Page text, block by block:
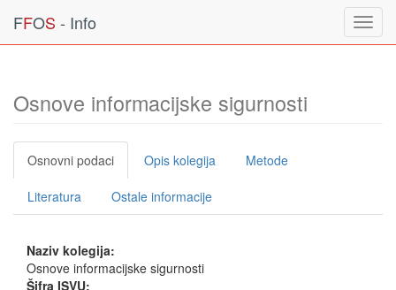
FFOS - Info
Osnove informacijske sigurnosti
Osnovni podaci Opis kolegija Metode
Literatura Ostale informacije
Naziv kolegija:
Osnove informacijske sigurnosti
Šifra ISVU: